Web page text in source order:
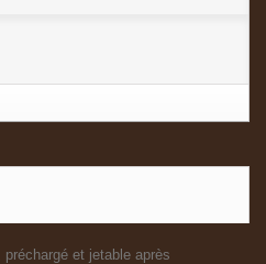
et jetable après